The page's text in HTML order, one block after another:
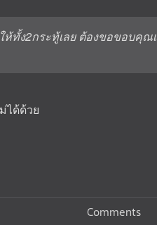
ทั้ง2กระทู้เลย ต้องขอขอบคุณเ
ได้ด้วย
Comments